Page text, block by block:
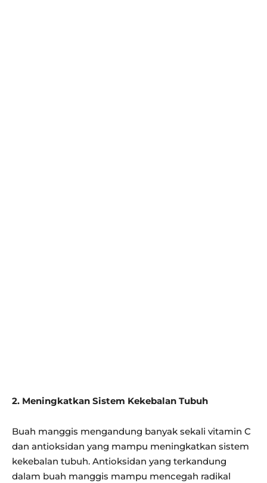
2. Meningkatkan Sistem Kekebalan Tubuh
Buah manggis mengandung banyak sekali vitamin C
dan antioksidan yang mampu meningkatkan sistem
kekebalan tubuh. Antioksidan yang terkandung
dalam buah manggis mampu mencegah radikal